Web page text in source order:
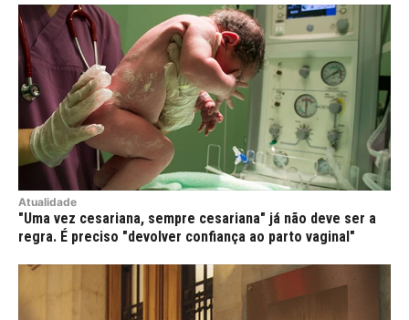
Atualidade
"Uma vez cesariana, sempre cesariana" já não deve ser a
regra. É preciso "devolver confiança ao parto vaginal"